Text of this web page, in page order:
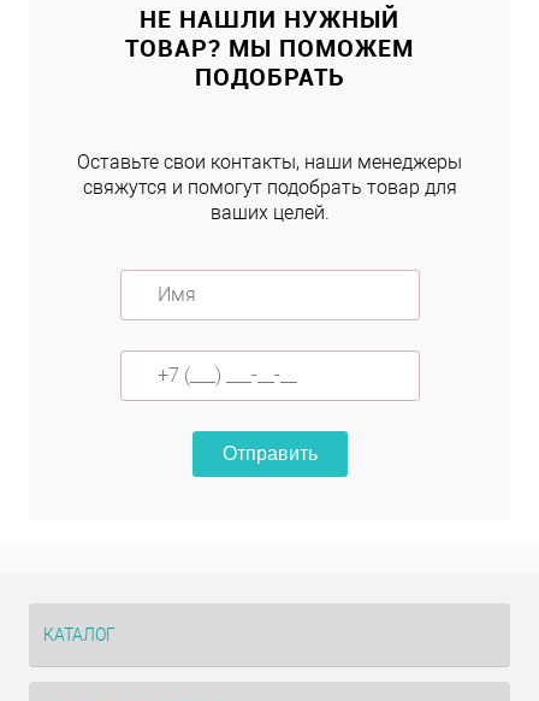
НЕ НАШЛИ НУЖНЫЙ
ТОВАР? МЫ ПОМОЖЕМ
ПОДОБРАТЬ
Оставьте свои контакты, наши менеджеры
свяжутся и помогут подобрать товар для
ваших целей.
Отправить
КАТАЛОГ